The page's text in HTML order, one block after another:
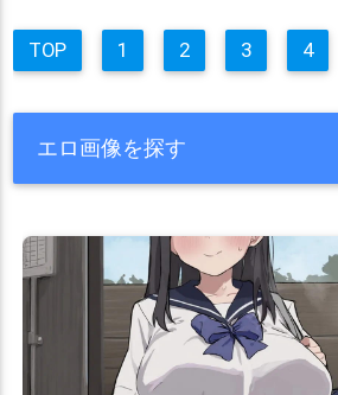
TOP 1 2 3 4
エロ画像を探す